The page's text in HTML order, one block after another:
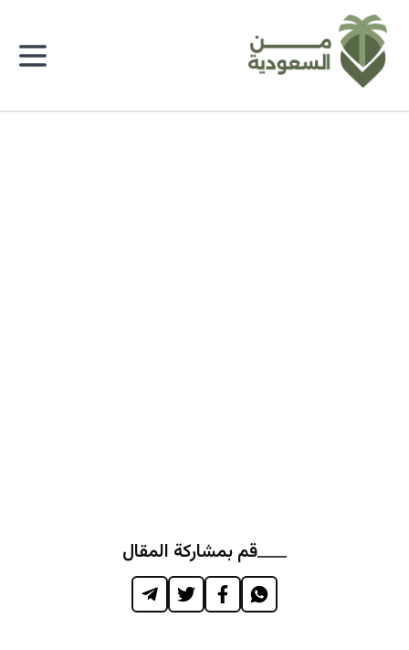
قم بمشاركة المقال